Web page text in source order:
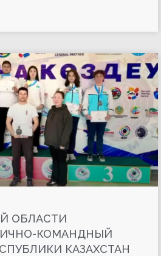
ОБЛАСТИ
КОМАНДНЫЙ
КАЗАХСТАН